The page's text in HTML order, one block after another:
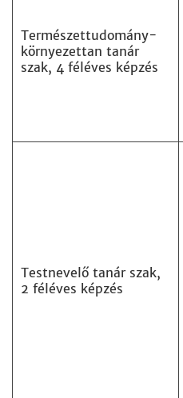
Természettudomány-
környezettan tanár
szak, 4 féléves képzés
Testnevelő tanár szak,
2 féléves képzés